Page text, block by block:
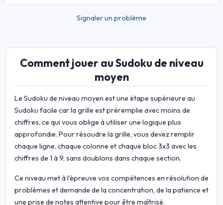
Signaler un problème
Comment jouer au Sudoku de niveau
moyen
Le Sudoku de niveau moyen est une étape supérieure au
Sudoku facile car la grille est préremplie avec moins de
chiffres, ce qui vous oblige à utiliser une logique plus
approfondie. Pour résoudre la grille, vous devez remplir
chaque ligne, chaque colonne et chaque bloc 3x3 avec les
chiffres de 1 à 9, sans doublons dans chaque section.
Ce niveau met à l’épreuve vos compétences en résolution de
problèmes et demande de la concentration, de la patience et
une prise de notes attentive pour être maîtrisé.